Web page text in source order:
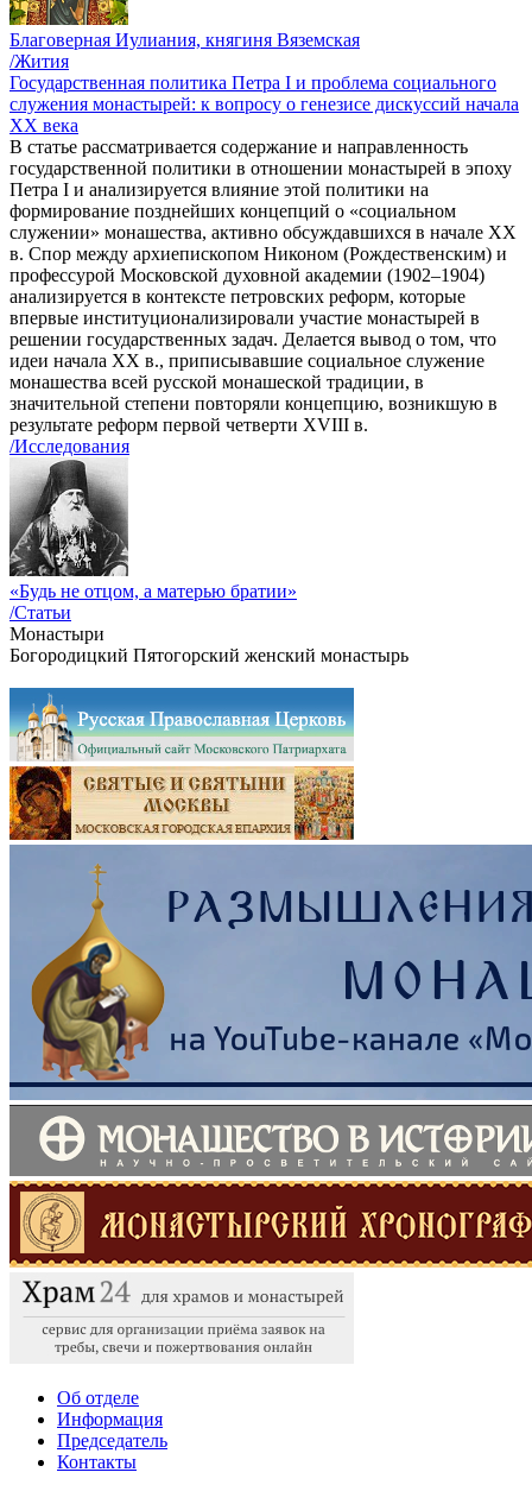
Благоверная Иулиания, княгиня Вяземская
/Жития
Государственная политика Петра I и проблема социального
служения монастырей: к вопросу о генезисе дискуссий начала
ХХ века
В статье рассматривается содержание и направленность
государственной политики в отношении монастырей в эпоху
Петра I и анализируется влияние этой политики на
формирование позднейших концепций о «социальном
служении» монашества, активно обсуждавшихся в начале XX
в. Спор между архиепископом Никоном (Рождественским) и
профессурой Московской духовной академии (1902–1904)
анализируется в контексте петровских реформ, которые
впервые институционализировали участие монастырей в
решении государственных задач. Делается вывод о том, что
идеи начала ХХ в., приписывавшие социальное служение
монашества всей русской монашеской традиции, в
значительной степени повторяли концепцию, возникшую в
результате реформ первой четверти XVIII в.
/Исследования
«Будь не отцом, а матерью братии»
/Статьи
Монастыри
Богородицкий Пятогорский женский монастырь
Об отделе
Информация
Председатель
Контакты